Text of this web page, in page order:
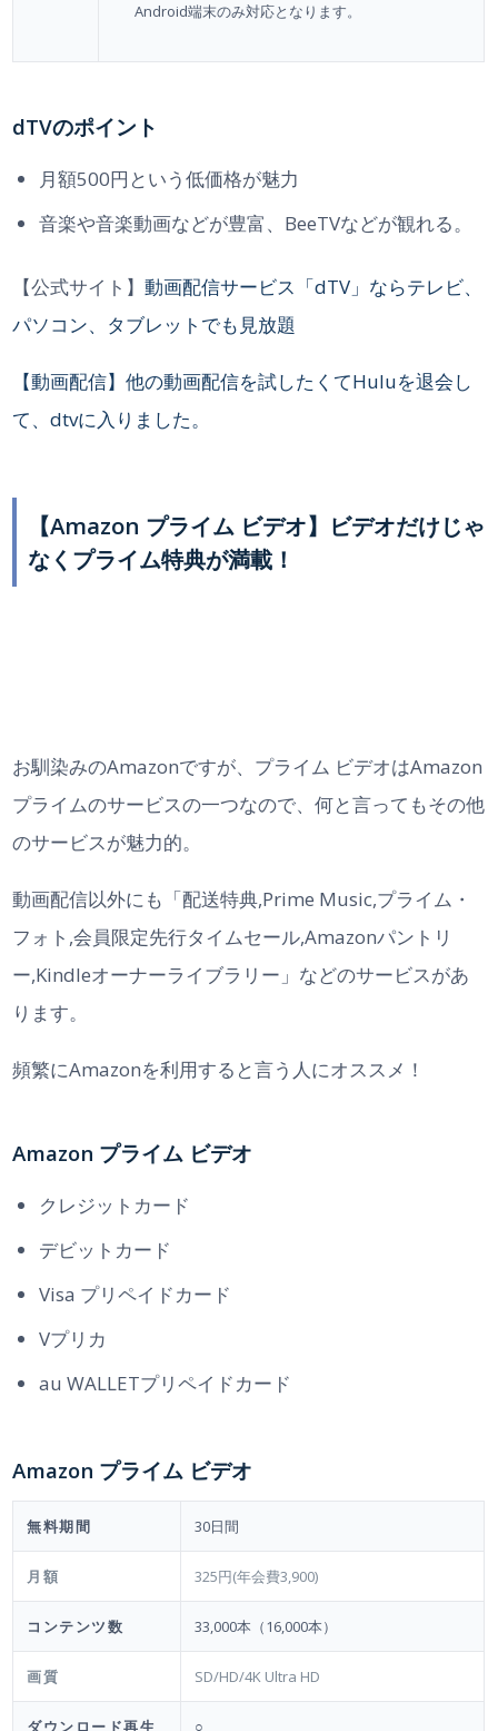
Android端末のみ対応となります。
dTVのポイント
月額500円という低価格が魅力
音楽や音楽動画などが豊富、BeeTVなどが観れる。
【公式サイト】動画配信サービス「dTV」ならテレビ、
パソコン、タブレットでも見放題
【動画配信】他の動画配信を試したくてHuluを退会し
て、dtvに入りました。
【Amazon プライム ビデオ】ビデオだけじゃ
なくプライム特典が満載！
お馴染みのAmazonですが、プライム ビデオはAmazon
プライムのサービスの一つなので、何と言ってもその他
のサービスが魅力的。
動画配信以外にも「配送特典,Prime Music,プライム・
フォト,会員限定先行タイムセール,Amazonパントリ
ー,Kindleオーナーライブラリー」などのサービスがあ
ります。
頻繁にAmazonを利用すると言う人にオススメ！
Amazon プライム ビデオ
クレジットカード
デビットカード
Visa プリペイドカード
Vプリカ
au WALLETプリペイドカード
Amazon プライム ビデオ
無料期間 30日間
月額 325円(年会費3,900)
コンテンツ数 33,000本（16,000本）
画質 SD/HD/4K Ultra HD